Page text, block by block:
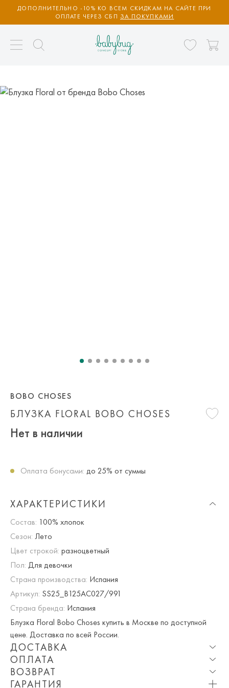
ДОПОЛНИТЕЛЬНО -10% КО ВСЕМ СКИДКАМ НА САЙТЕ ПРИ
ОПЛАТЕ ЧЕРЕЗ СБП ЗА ПОКУПКАМИ
БЛУЗКА FLORAL BOBO CHOSES
BOBO CHOSES
Нет в наличии
Оплата бонусами: до 25% от суммы
ХАРАКТЕРИСТИКИ
Состав: 100% хлопок
Сезон: Лето
Цвет строкой: разноцветный
Пол: Для девочки
Страна производства: Испания
Артикул: SS25_B125AC027/991
Страна бренда: Испания
Блузка Floral Bobo Choses купить в Москве по доступной
цене. Доставка по всей России.
ДОСТАВКА
Опция частичная доставка и примерка доступна для
Москвы и МО.
ОПЛАТА
При оплате онлайн вы получаете 10% скидку. Любые
ВОЗВРАТ
ГАРАНТИЯ